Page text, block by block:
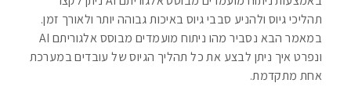
תהליכי גיוס ולהניע סבבי גיוס באיכות גבוהה יותר ולאורך זמן.
במאמר הבא נסביר מהו ניתוח מועמדים מבוסס אלגוריתם AI
ונפרט איך ניתן לבצע את כל תהליך הגיוס של עובדים במערכת
אחת מתקדמת.